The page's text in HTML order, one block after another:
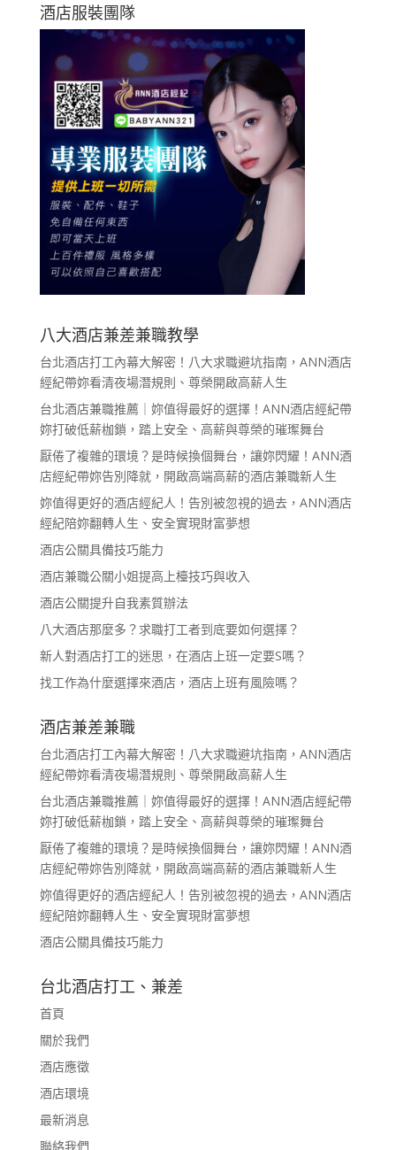
酒店服裝團隊
八大酒店兼差兼職教學
台北酒店打工內幕大解密！八大求職避坑指南，ANN酒店
經紀帶妳看清夜場潛規則、尊榮開啟高薪人生
台北酒店兼職推薦｜妳值得最好的選擇！ANN酒店經紀帶
妳打破低薪枷鎖，踏上安全、高薪與尊榮的璀璨舞台
厭倦了複雜的環境？是時候換個舞台，讓妳閃耀！ANN酒
店經紀帶妳告別降就，開啟高端高薪的酒店兼職新人生
妳值得更好的酒店經紀人！告別被忽視的過去，ANN酒店
經紀陪妳翻轉人生、安全實現財富夢想
酒店公關具備技巧能力
酒店兼職公關小姐提高上檯技巧與收入
酒店公關提升自我素質辦法
八大酒店那麼多？求職打工者到底要如何選擇？
新人對酒店打工的迷思，在酒店上班一定要S嗎？
找工作為什麼選擇來酒店，酒店上班有風險嗎？
酒店兼差兼職
台北酒店打工內幕大解密！八大求職避坑指南，ANN酒店
經紀帶妳看清夜場潛規則、尊榮開啟高薪人生
台北酒店兼職推薦｜妳值得最好的選擇！ANN酒店經紀帶
妳打破低薪枷鎖，踏上安全、高薪與尊榮的璀璨舞台
厭倦了複雜的環境？是時候換個舞台，讓妳閃耀！ANN酒
店經紀帶妳告別降就，開啟高端高薪的酒店兼職新人生
妳值得更好的酒店經紀人！告別被忽視的過去，ANN酒店
經紀陪妳翻轉人生、安全實現財富夢想
酒店公關具備技巧能力
台北酒店打工、兼差
首頁
關於我們
酒店應徵
酒店環境
最新消息
聯絡我們